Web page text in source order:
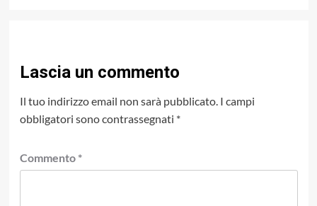
Lascia un commento
Il tuo indirizzo email non sarà pubblicato. I campi
obbligatori sono contrassegnati *
Commento *